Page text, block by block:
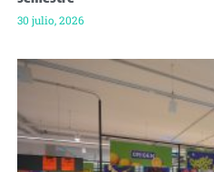
30 julio, 2026